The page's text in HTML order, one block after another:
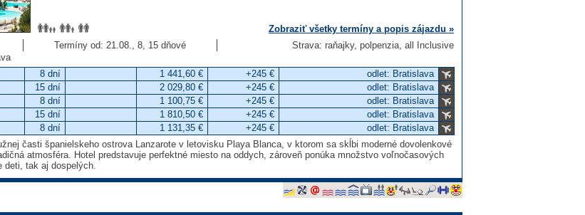
Zobraziť všetky termíny a popis zájazdu »
Termíny od: 21.08., 8, 15 dňové
Strava: raňajky, polpenzia, all Inclusive
8 dní 1 441,60 € +245 €
odlet: Bratislava
15 dní 2 029,80 € +245 €
odlet: Bratislava
8 dní 1 100,75 € +245 €
odlet: Bratislava
15 dní 1 810,50 € +245 €
odlet: Bratislava
8 dní 1 131,35 € +245 €
odlet: Bratislava
časti španielskeho ostrova Lanzarote v letovisku Playa Blanca, v ktorom sa skĺbi moderné dovolenkové
atmosféra. Hotel predstavuje perfektné miesto na oddych, zároveň ponúka množstvo voľnočasových
deti, tak aj dospelých.